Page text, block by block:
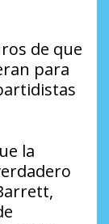
de que
para
la